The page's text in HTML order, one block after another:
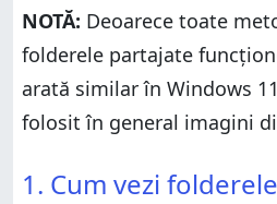
Explorer
2. Cum vezi folderele
Gestionare computer
3. Cum afișezi lista folderelor
linia de comandă (cu
sau PowerShell)
partajate?
NOTĂ: Deoarece toate
folderele partajate
arată similar în Windows
folosit în general imagini
Explorer
1. Cum vezi